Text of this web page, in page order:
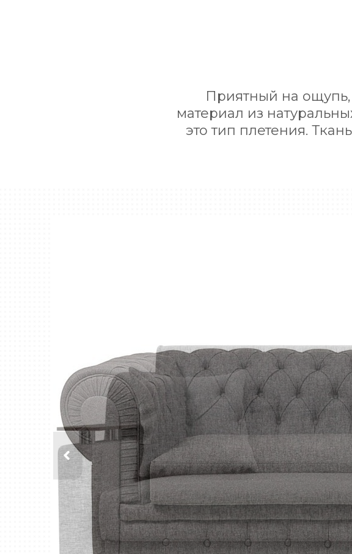
Приятный на
материал из
это тип плетения.